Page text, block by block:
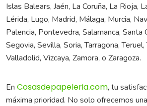
Islas Balears, Jaén, La Coruña, La Rioja,
Lérida, Lugo, Madrid, Málaga, Murcia,
Palencia, Pontevedra, Salamanca, Santa
Segovia, Sevilla, Soria, Tarragona,
Valladolid, Vizcaya, Zamora, o Zaragoza.
En Cosasdepapeleria.com, tu
máxima prioridad. No solo ofrecemos